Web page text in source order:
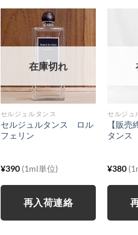
在庫切れ
セルジュルタンス
セルジュルタンス ロル
フェリン
¥390 (1ml単位)
再入荷連絡
セルジュ
【販
タンス
¥380